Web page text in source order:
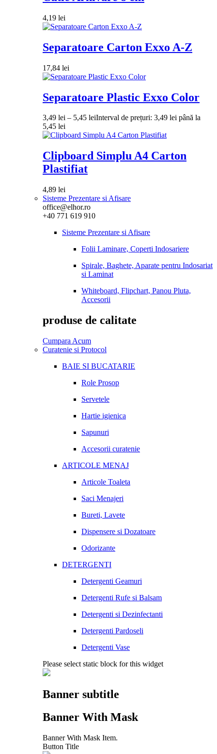
4,19 lei
Separatoare Carton Exxo A-Z
17,84 lei
Separatoare Plastic Exxo Color
3,49 lei – 5,45 leiInterval de prețuri: 3,49 lei până la
5,45 lei
Clipboard Simplu A4 Carton
Plastifiat
4,89 lei
Sisteme Prezentare si Afisare
office@elhor.ro
+40 771 619 910
Sisteme Prezentare si Afisare
Folii Laminare, Coperti Indosariere
Spirale, Baghete, Aparate pentru Indosariat
si Laminat
Whiteboard, Flipchart, Panou Pluta,
Accesorii
produse de calitate
Cumpara Acum
Curatenie si Protocol
BAIE SI BUCATARIE
Role Prosop
Servetele
Hartie igienica
Sapunuri
Accesorii curatenie
ARTICOLE MENAJ
Articole Toaleta
Saci Menajeri
Bureti, Lavete
Dispensere si Dozatoare
Odorizante
DETERGENTI
Detergenti Geamuri
Detergenti Rufe si Balsam
Detergenti si Dezinfectanti
Detergenti Pardoseli
Detergenti Vase
Please select static block for this widget
Banner subtitle
Banner With Mask
Banner With Mask Item.
Button Title